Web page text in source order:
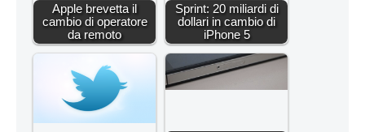
Apple brevetta il
cambio di operatore
da remoto
Sprint: 20 miliardi di
dollari in cambio di
iPhone 5